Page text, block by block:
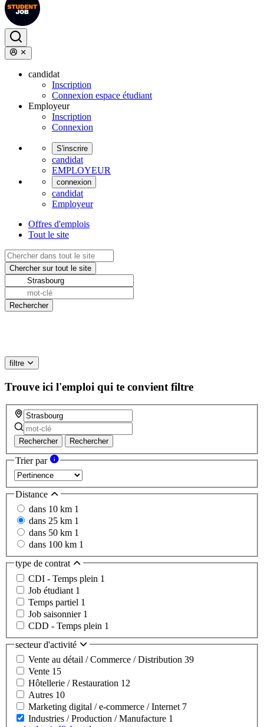
candidat
Inscription
Connexion espace étudiant
Employeur
Inscription
Connexion
S'inscrire
candidat
EMPLOYEUR
connexion
candidat
Employeur
Offres d'emplois
Tout le site
filtre
Trouve ici l'emploi qui te convient filtre
Rechercher Rechercher
Trier par
Distance
dans 10 km 1
dans 25 km 1
dans 50 km 1
dans 100 km 1
type de contrat
CDI - Temps plein 1
Job étudiant 1
Temps partiel 1
Job saisonnier 1
CDD - Temps plein 1
secteur d'activité
Vente au détail / Commerce / Distribution 39
Vente 15
Hôtellerie / Restauration 12
Autres 10
Marketing digital / e-commerce / Internet 7
Industries / Production / Manufacture 1